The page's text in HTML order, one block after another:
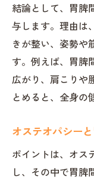
結論として、胃脾
与します。理由は
きが整い、姿勢や
す。例えば、胃脾
広がり、肩こりや
とめると、全身の
オステオパシー
ポイントは、オス
し、その中で胃脾